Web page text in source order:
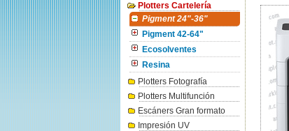
Plotters Cartelería
Pigment 24"-36"
Pigment 42-64"
Ecosolventes
Resina
Plotters Fotografía
Plotters Multifunción
Escáners Gran formato
Impresión UV